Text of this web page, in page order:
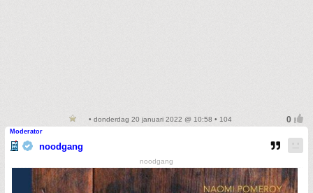
• donderdag 20 januari 2022 @ 10:58 • 104
Moderator
noodgang
noodgang